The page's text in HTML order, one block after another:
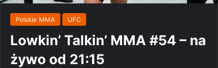
Polskie MMA UFC
Lowkin’ Talkin’ MMA #54 – na
żywo od 21:15